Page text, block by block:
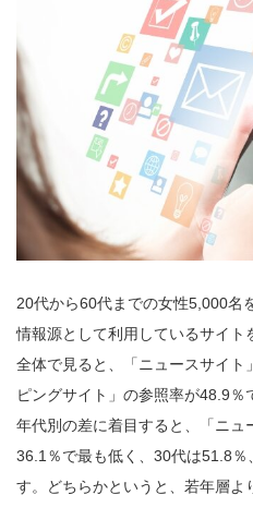
20代から60代までの女性5,000名
情報源として利用しているサイト
全体で見ると、「ニュースサイト
ピングサイト」の参照率が48.9％
年代別の差に着目すると、「ニ
36.1％で最も低く、30代は51.8％
す。どちらかというと、若年層よ